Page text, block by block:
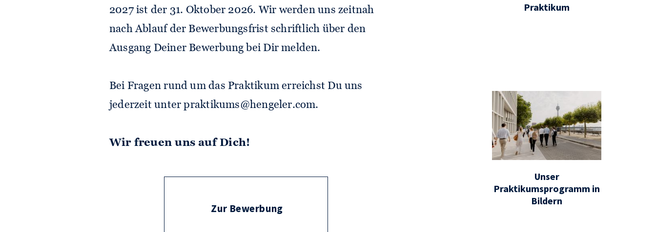
Praktikum
Unser
Praktikumsprogramm in
Bildern
2027 ist der 31. Oktober 2026. Wir werden uns zeitnah
nach Ablauf der Bewerbungsfrist schriftlich über den
Ausgang Deiner Bewerbung bei Dir melden.
Bei Fragen rund um das Praktikum erreichst Du uns
jederzeit unter praktikums@hengeler.com.
Wir freuen uns auf Dich!
Zur Bewerbung